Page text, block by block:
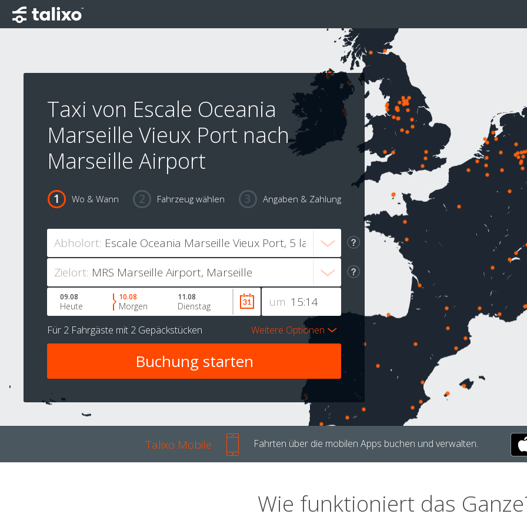
Taxi von Escale Oceania
Marseille Vieux Port nach
Marseille Airport
Wo & Wann Fahrzeug wählen Angaben & Zahlung
Abholort:
Zielort:
um
09.08
Heute
10.08
Morgen
11.08
Dienstag
Für 2 Fahrgäste mit 2 Gepäckstücken Weitere Optionen
Talixo Mobile Fahrten über die mobilen Apps buchen und verwalten.
Wie funktioniert das